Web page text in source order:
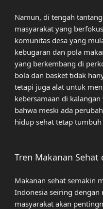
Namun, di tengah
masyarakat yang
komunitas desa yang
kebugaran dan pola
yang berkembang di
bola dan basket tidak
tetapi juga alat untuk
kebersamaan di
bahwa meski ada
hidup sehat tetap
Tren Makanan
Makanan sehat semakin
Indonesia seiring dengan
masyarakat akan